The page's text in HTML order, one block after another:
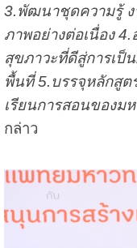
3.พัฒนาชุดความรู้ ง
ภาพอย่างต่อเนื่อง
สุขภาวะที่ดีสู่การเป็
พื้นที่ 5.บรรจุหลักสูต
เรียนการสอนของม
กล่าว